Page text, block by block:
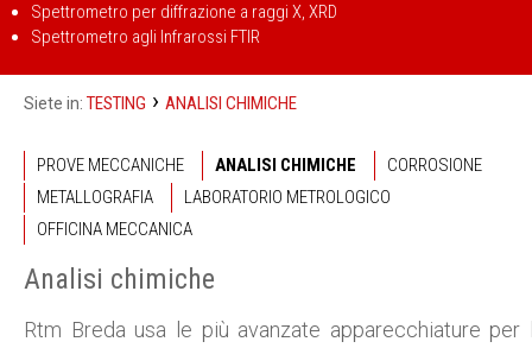
Spettrometro per diffrazione a raggi X, XRD
Spettrometro agli Infrarossi FTIR
Siete in: TESTING › ANALISI CHIMICHE
PROVE MECCANICHE ANALISI CHIMICHE
CORROSIONE
METALLOGRAFIA
LABORATORIO METROLOGICO
OFFICINA MECCANICA
Analisi chimiche
Rtm Breda usa le più avanzate apparecchiature per